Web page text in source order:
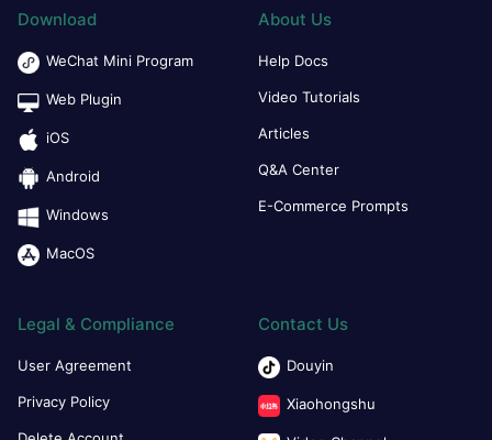
Download
WeChat Mini Program
Web Plugin
iOS
Android
Windows
MacOS
About Us
Help Docs
Video Tutorials
Articles
Q&A Center
E-Commerce Prompts
Legal & Compliance
User Agreement
Privacy Policy
Contact Us
Douyin
Xiaohongshu